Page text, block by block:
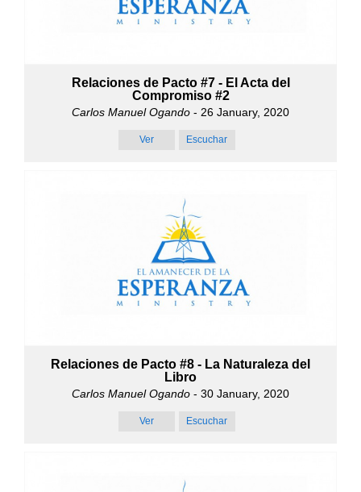
Relaciones de Pacto #7 - El Acta del
Compromiso #2
Carlos Manuel Ogando - 26 January, 2020
Ver Escuchar
Relaciones de Pacto #8 - La Naturaleza del
Libro
Carlos Manuel Ogando - 30 January, 2020
Ver Escuchar